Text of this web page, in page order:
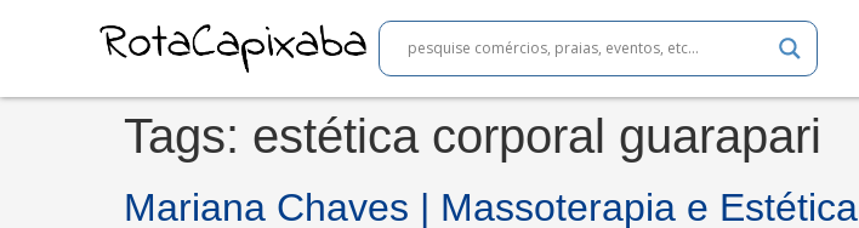
Tags: estética corporal guarapari
Mariana Chaves | Massoterapia e Estética